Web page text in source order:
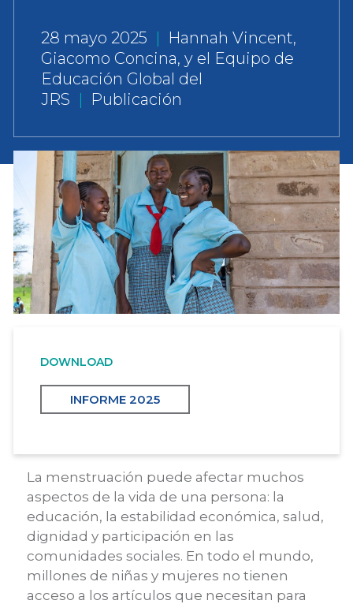
28 mayo 2025 |
Hannah Vincent,
Giacomo Concina, y el Equipo de
Educación Global del
JRS | Publicación
DOWNLOAD
INFORME 2025
La menstruación puede afectar muchos
aspectos de la vida de una persona: la
educación, la estabilidad económica, salud,
dignidad y participación en las
comunidades sociales. En todo el mundo,
millones de niñas y mujeres no tienen
acceso a los artículos que necesitan para